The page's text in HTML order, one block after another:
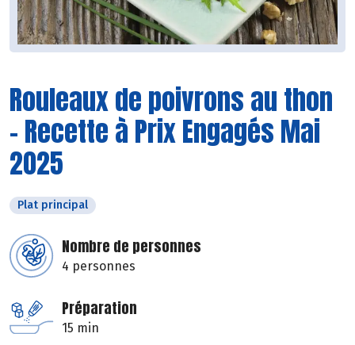
Rouleaux de poivrons au thon
- Recette à Prix Engagés Mai
2025
Plat principal
Nombre de personnes
4 personnes
Préparation
15 min